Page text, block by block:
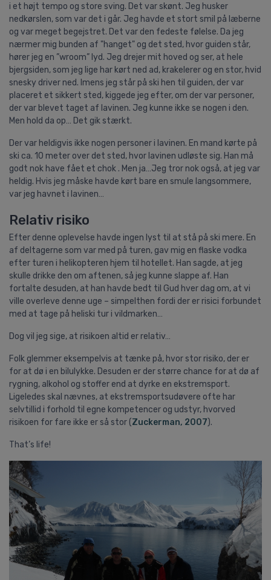
i et højt tempo og store sving. Det var skønt. Jeg husker
nedkørslen, som var det i går. Jeg havde et stort smil på læberne
og var meget begejstret. Det var den fedeste følelse. Da jeg
nærmer mig bunden af "hanget" og det sted, hvor guiden står,
hører jeg en ”wroom” lyd. Jeg drejer mit hoved og ser, at hele
bjergsiden, som jeg lige har kørt ned ad, krakelerer og en stor, hvid
snesky driver ned. Imens jeg står på ski hen til guiden, der var
placeret et sikkert sted, kiggede jeg efter, om der var personer,
der var blevet taget af lavinen. Jeg kunne ikke se nogen i den.
Men hold da op… Det gik stærkt.
Der var heldigvis ikke nogen personer i lavinen. En mand kørte på
ski ca. 10 meter over det sted, hvor lavinen udløste sig. Han må
godt nok have fået et chok . Men ja…Jeg tror nok også, at jeg var
heldig. Hvis jeg måske havde kørt bare en smule langsommere,
var jeg havnet i lavinen…
Relativ risiko
Efter denne oplevelse havde ingen lyst til at stå på ski mere. En
af deltagerne som var med på turen, gav mig en flaske vodka
efter turen i helikopteren hjem til hotellet. Han sagde, at jeg
skulle drikke den om aftenen, så jeg kunne slappe af. Han
fortalte desuden, at han havde bedt til Gud hver dag om, at vi
ville overleve denne uge – simpelthen fordi der er risici forbundet
med at tage på heliski tur i vildmarken…
Dog vil jeg sige, at risikoen altid er relativ…
Folk glemmer eksempelvis at tænke på, hvor stor risiko, der er
for at dø i en bilulykke. Desuden er der større chance for at dø af
rygning, alkohol og stoffer end at dyrke en ekstremsport.
Ligeledes skal nævnes, at ekstremsportsudøvere ofte har
selvtillid i forhold til egne kompetencer og udstyr, hvorved
risikoen for fare ikke er så stor (Zuckerman, 2007).
That’s life!